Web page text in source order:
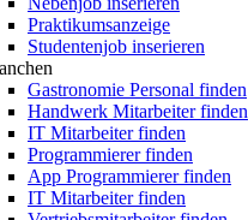
Praktikumsanzeige
Studentenjob inserieren
Gastronomie Personal finden
Handwerk Mitarbeiter finden
IT Mitarbeiter finden
Programmierer finden
App Programmierer finden
IT Mitarbeiter finden